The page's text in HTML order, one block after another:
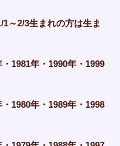
～2/3生まれの方は生ま
1981年・1990年・1999
1980年・1989年・1998